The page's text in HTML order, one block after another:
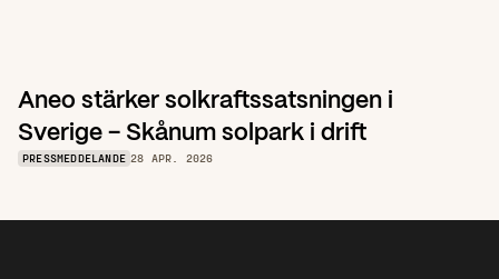
Aneo stärker solkraftssatsningen i
Sverige – Skånum solpark i drift
PRESSMEDDELANDE 28 APR. 2026